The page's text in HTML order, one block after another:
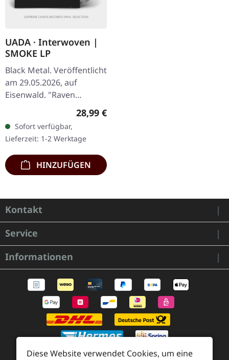
UADA · Interwoven |
SMOKE LP
Black Metal. Veröffentlicht
am 29.05.2026, auf
Eisenwald. "Raven
Smoke" marmoriertes
Vinyl im noblen Slipcase
aus ungestrichenem
Karton mit…
Regulärer Preis:
28,99 €
Sofort verfügbar,
Lieferzeit: 1-2 Werktage
HINZUFÜGEN
Kontakt
Service
Informationen
Diese Website verwendet Cookies, um eine